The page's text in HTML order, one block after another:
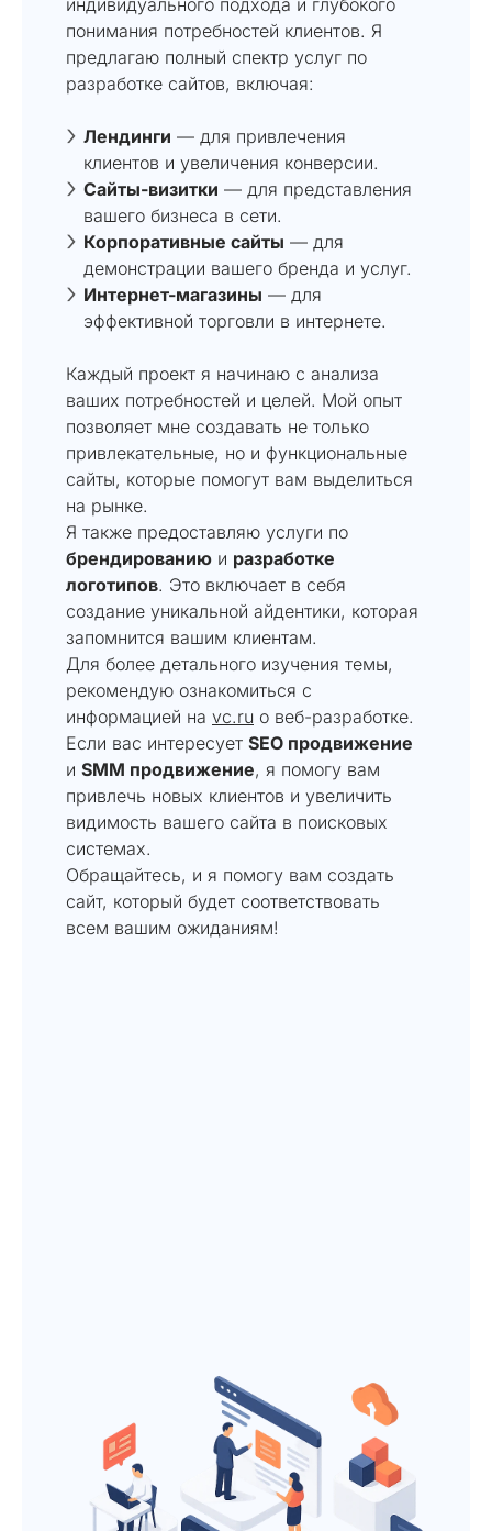
понимания потребностей клиентов. Я
предлагаю полный спектр услуг по
разработке сайтов, включая:
Лендинги — для привлечения
клиентов и увеличения конверсии.
Сайты-визитки — для представления
вашего бизнеса в сети.
Корпоративные сайты — для
демонстрации вашего бренда и услуг.
Интернет-магазины — для
эффективной торговли в интернете.
Каждый проект я начинаю с анализа
ваших потребностей и целей. Мой опыт
позволяет мне создавать не только
привлекательные, но и функциональные
сайты, которые помогут вам выделиться
на рынке.
Я также предоставляю услуги по
брендированию и разработке
логотипов. Это включает в себя
создание уникальной айдентики, которая
запомнится вашим клиентам.
Для более детального изучения темы,
рекомендую ознакомиться с
информацией на vc.ru о веб-разработке.
Если вас интересует SEO продвижение
и SMM продвижение, я помогу вам
привлечь новых клиентов и увеличить
видимость вашего сайта в поисковых
системах.
Обращайтесь, и я помогу вам создать
сайт, который будет соответствовать
всем вашим ожиданиям!